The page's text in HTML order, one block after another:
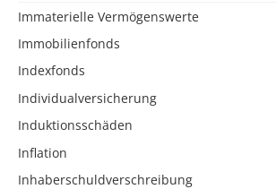
Immaterielle Vermögenswerte
Immobilienfonds
Indexfonds
Individualversicherung
Induktionsschäden
Inflation
Inhaberschuldverschreibung